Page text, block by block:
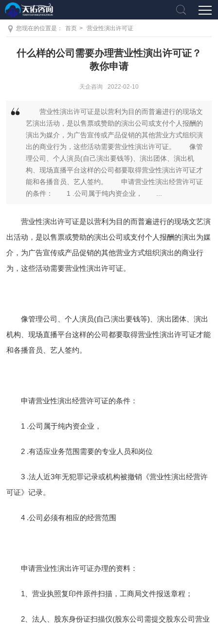
您现在的位置是： 首页 > 营业性演出许可证
什么样的公司需要办理营业性演出许可证？
教你申请
天企咨询 2022-02-10
营业性演出许可证是以营利为目的而普遍进行的现场文
艺演出活动，是以售票或赞助的演出公司或支付个人报酬的
演出为媒介，为广告宣传或产品促销的其他营业方式组织演
出的商业行为，这些活动需要营业性演出许可证。 像管
理公司、个人演员(自己演出要钱等)、演出团体、演出机
构、现场直播平台这样的公司都要取得营业性演出许可证才
能和各播音员、艺人签约。 申请营业性演出经营许可证
的条件： 1 .公司属于纯内资企业， ...
营业性演出许可证是以营利为目的而普遍进行的现场文艺演
出活动，是以售票或赞助的演出公司或支付个人报酬的演出为媒
介，为广告宣传或产品促销的其他营业方式组织演出的商业行
为，这些活动需要营业性演出许可证。
像管理公司、个人演员(自己演出要钱等)、演出团体、演出
机构、现场直播平台这样的公司都要取得营业性演出许可证才能
和各播音员、艺人签约。
申请营业性演出经营许可证的条件：
1 .公司属于纯内资企业，
2 .有适应业务范围需要的专业人员和岗位
3 .法人近3年无犯罪记录或机构被撤销《营业性演出经营许
可证》记录。
4 .公司必须有相应的经营范围
申请营业性演出许可证办理的资料：
1、营业执照复印件原件扫描，工商局文件报送章程；
2、法人、股东身份证扫描仪(股东公司需提交股东公司营业